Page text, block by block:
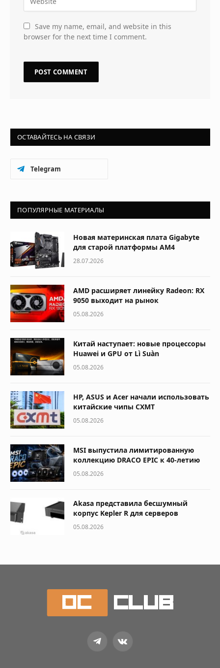
Save my name, email, and website in this
browser for the next time I comment.
ОСТАВАЙТЕСЬ НА СВЯЗИ
Telegram
ПОПУЛЯРНЫЕ МАТЕРИАЛЫ
Новая материнская плата Gigabyte
для старой платформы AM4
28.07.2026
AMD расширяет линейку Radeon: RX
9050 выходит на рынок
05.08.2026
Китай наступает: новые процессоры
Huawei и GPU от Lì Suàn
05.08.2026
HP, ASUS и Acer начали использовать
китайские чипы CXMT
05.08.2026
MSI выпустила лимитированную
коллекцию DRACO EPIC к 40-летию
05.08.2026
Akasa представила бесшумный
корпус Kepler R для серверов
05.08.2026
TelegramVKontakte